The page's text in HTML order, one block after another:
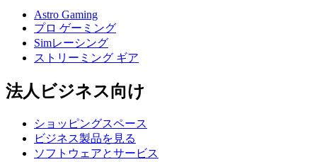
Astro Gaming
プロ ゲーミング
Simレーシング
ストリーミング ギア
法人ビジネス向け
ショッピングスペース
ビジネス製品を見る
ソフトウェアとサービス